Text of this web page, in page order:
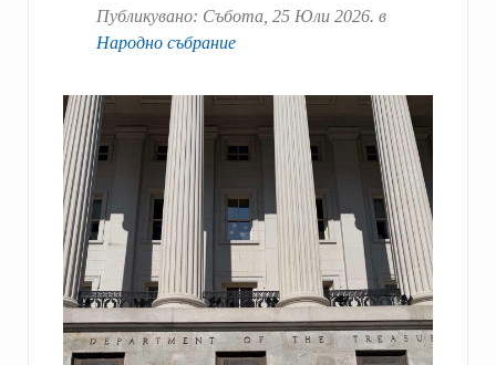
Публикувано: Събота, 25 Юли 2026. в
Народно събрание